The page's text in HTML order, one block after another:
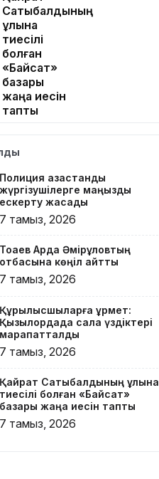
Сатыбалдының
ұлына
тиесілі
болған
«Байсат»
базары
жаңа иесін
тапты
Z белгісі
киген
жолаушы
қызу талқыға
түсті
Президент
Солтүстік
Қазақстан
90
жылдығымен
құттықтады
алаяқтығының
жаңа түрі
туралы
ескерту
Полиция қазақстандық
жүргізушілерге маңызды
ескерту жасады
7 тамыз, 2026
Тоқаев Ардақ Әмірқұловтың
отбасына көңіл айтты
7 тамыз, 2026
Құрылысшыларға құрмет:
Қызылордада сала үздіктері
марапатталды
7 тамыз, 2026
Қайрат Сатыбалдының ұлына
тиесілі болған «Байсат»
базары жаңа иесін тапты
7 тамыз, 2026